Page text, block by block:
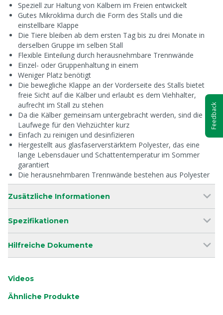
Speziell zur Haltung von Kälbern im Freien entwickelt
Gutes Mikroklima durch die Form des Stalls und die
einstellbare Klappe
Die Tiere bleiben ab dem ersten Tag bis zu drei Monate in
derselben Gruppe im selben Stall
Flexible Einteilung durch herausnehmbare Trennwände
Einzel- oder Gruppenhaltung in einem
Weniger Platz benötigt
Die bewegliche Klappe an der Vorderseite des Stalls bietet
freie Sicht auf die Kälber und erlaubt es dem Viehhalter,
aufrecht im Stall zu stehen
Da die Kälber gemeinsam untergebracht werden, sind die
Laufwege für den Viehzüchter kurz
Einfach zu reinigen und desinfizieren
Hergestellt aus glasfaserverstärktem Polyester, das eine
lange Lebensdauer und Schattentemperatur im Sommer
garantiert
Die herausnehmbaren Trennwände bestehen aus Polyester
Zusätzliche Informationen
Spezifikationen
Hilfreiche Dokumente
Videos
Ähnliche Produkte
Feedback